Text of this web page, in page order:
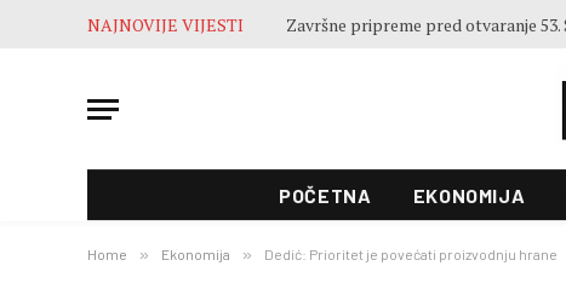
NAJNOVIJE VIJESTI
POČETNA EKONOMIJA
Home » Ekonomija » Dedić: Prioritet je povećati proizvodnju hrane